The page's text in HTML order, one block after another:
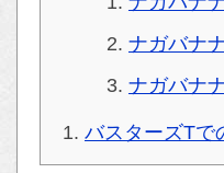
ナガバナ
ナガバナ
バスターズTで